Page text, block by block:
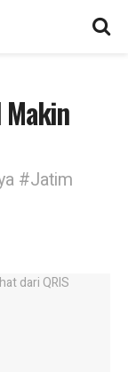
Makin
#Jatim